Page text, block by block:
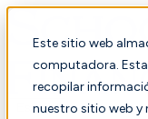
Este sitio web
computadora.
recopilar
nuestro sitio web y
Español